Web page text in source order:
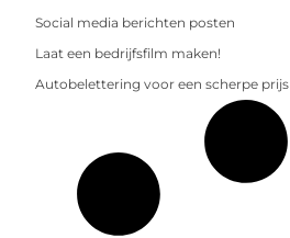
Social media berichten posten
Laat een bedrijfsfilm maken!
Autobelettering voor een scherpe prijs